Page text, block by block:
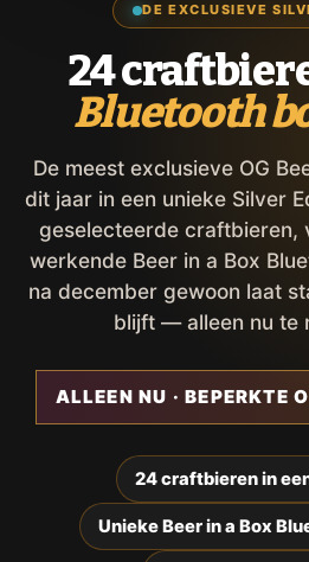
DE EXCLUSIEVE
24
Bluetooth
De meest exclusieve OG
dit jaar in een unieke Silver
geselecteerde craftbieren,
werkende Beer in a Box
na december gewoon laat
blijft — alleen nu te
ALLEEN NU · BEPERKTE
24 craftbieren in
Unieke Beer in a Box